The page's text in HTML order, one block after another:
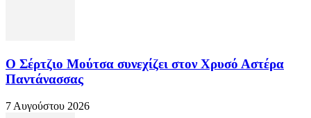
Ο Σέρτζιο Μούτσα συνεχίζει στον Χρυσό Αστέρα
Παντάνασσας
7 Αυγούστου 2026